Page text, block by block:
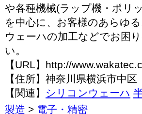
や各種機械(ラップ機・ポリ
を中心に、お客様のあらゆ
ウェーハの加工などでお困
い。
【URL】http://
【住所】神奈川県横浜市中区
【関連】 シリコンウェーハ
製造 > 電子・精密